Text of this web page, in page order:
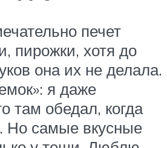
печет
пирожки, хотя до
она их не делала.
я даже
там обедал, когда
Но самые вкусные